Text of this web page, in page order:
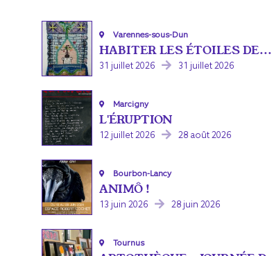
Varennes-sous-Dun
HABITER LES ÉTOILES DE...
31 juillet 2026 31 juillet 2026
Marcigny
L'ÉRUPTION
12 juillet 2026 28 août 2026
Bourbon-Lancy
ANIMÔ !
13 juin 2026 28 juin 2026
Tournus